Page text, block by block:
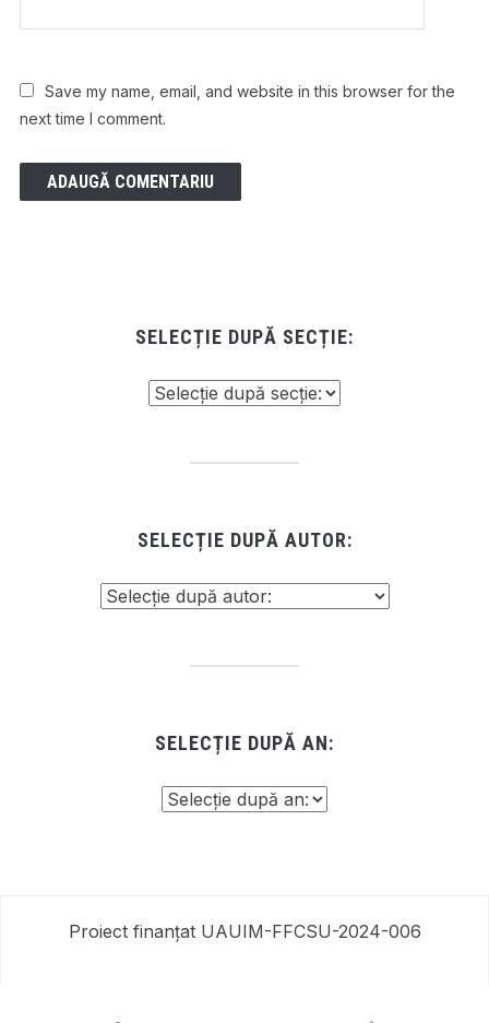
Save my name, email, and website in this browser for the
next time I comment.
SELECȚIE DUPĂ SECȚIE:
SELECȚIE DUPĂ AUTOR:
SELECȚIE DUPĂ AN:
Proiect finanțat UAUIM-FFCSU-2024-006